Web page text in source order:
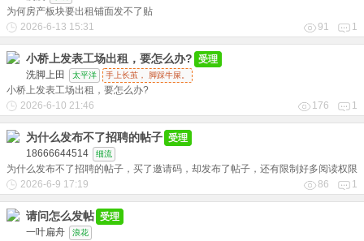
为何房产板块要出租铺面发不了贴
2026-6-13 15:31
91 1
小桥上发表工场出租，要怎么办? 受理
洗脚上田
太平洋 手上长茧， 脚踩牛屎。
小桥上发表工场出租，要怎么办?
2026-6-10 21:46
176 1
为什么发布不了招聘的帖子 受理
18666644514
细流
为什么发布不了招聘的帖子，买了邀请码，却发布了帖子，还有限制好多阅读权限
2026-6-9 17:19
86 1
请问怎么发帖 受理
一叶扁舟
浪花